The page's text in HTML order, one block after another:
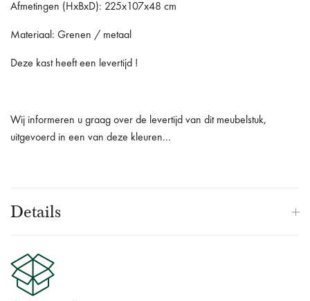
Afmetingen (HxBxD): 225x107x48 cm
Materiaal: Grenen / metaal
Deze kast heeft een levertijd !
Wij informeren u graag over de levertijd van dit meubelstuk,
uitgevoerd in een van deze kleuren...
Details